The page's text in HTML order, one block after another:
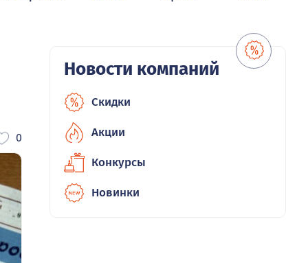
0
Новости компаний
Скидки
Акции
Конкурсы
Новинки